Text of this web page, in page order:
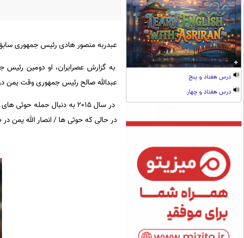
درس هفتاد و پنج
درس هفتاد و چهار
عبدربه منصور هادی رئیس جمهوری
به گزارش عصرایران، او دومین
عبدالله صالح رئیس جمهوری وقت یمن در اثر
در سال 2015 به دنبال
در حالی که حوثی ها / انصار الله یمن